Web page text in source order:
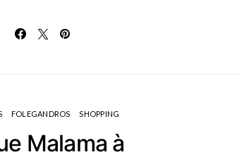
FOLEGANDROS SHOPPING
Malama à